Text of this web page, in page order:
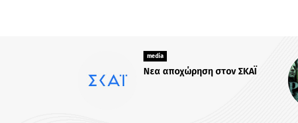
media
ΡΙΦΙΦΙ του Σωτήρη Τσαφούλια –